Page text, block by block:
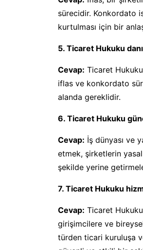
sürecidir. Konkordato
kurtulması için bir
5. Ticaret Hukuku
Cevap: Ticaret
iflas ve konkordato
alanda gereklidir.
6. Ticaret Hukuku
Cevap: İş dünyası ve
etmek, şirketlerin
şekilde yerine
7. Ticaret Hukuku
Cevap: Ticaret
girişimcilere ve
türden ticari kuruluşa